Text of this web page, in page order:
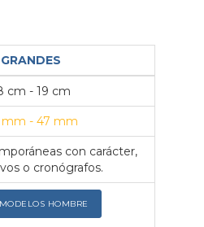
GRANDES
cm - 19 cm
mm - 47 mm
con carácter,
o cronógrafos.
HOMBRE